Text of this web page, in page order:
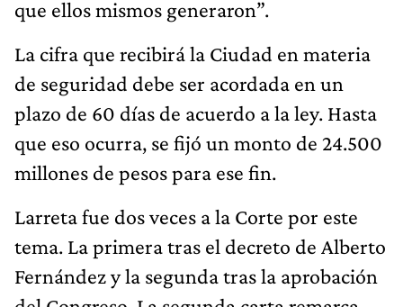
que ellos mismos generaron”.
La cifra que recibirá la Ciudad en materia
de seguridad debe ser acordada en un
plazo de 60 días de acuerdo a la ley. Hasta
que eso ocurra, se fijó un monto de 24.500
millones de pesos para ese fin.
Larreta fue dos veces a la Corte por este
tema. La primera tras el decreto de Alberto
Fernández y la segunda tras la aprobación